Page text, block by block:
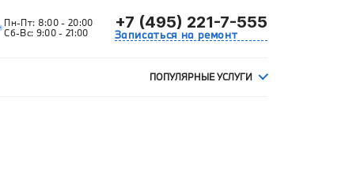
Пн-Пт: 8:00 - 20:00
Сб-Вс: 9:00 - 21:00
+7 (495) 221-7-555
Записаться на ремонт
ПОПУЛЯРНЫЕ УСЛУГИ